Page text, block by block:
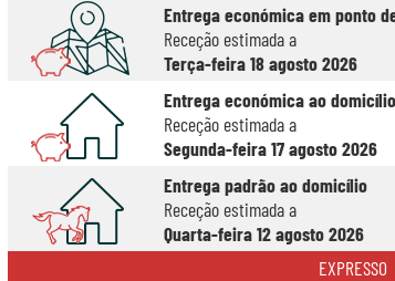
Entrega económica em ponto
Receção estimada a
Terça-feira 18 agosto 2026
Entrega económica ao domicílio
Receção estimada a
Segunda-feira 17 agosto 2026
Entrega padrão ao domicílio
Receção estimada a
Quarta-feira 12 agosto 2026
EXPRESSO